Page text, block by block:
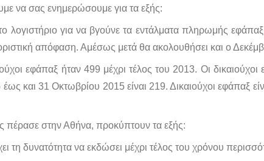
να σας ενημερώσουμε για τα εξής:
για να βγούνε τα εντάλματα πληρωμής
απόφαση. Αμέσως μετά θα ακολουθήσει και ο
εφάπαξ ήταν 499 μέχρι τέλος του 2013. Οι
και 31 Οκτωβρίου 2015 είναι 219. Δικαιούχοι εφάπαξ
πέρασε στην Αθήνα, προκύπτουν τα εξής:
τη δυνατότητα να εκδώσει μέχρι τέλος του χρόνου